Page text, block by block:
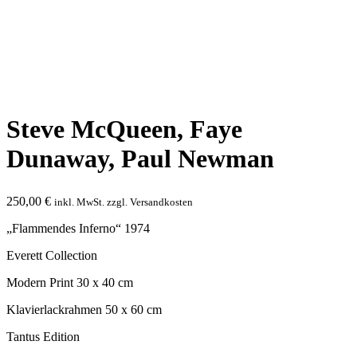
Steve McQueen, Faye
Dunaway, Paul Newman
250,00 € inkl. MwSt. zzgl. Versandkosten
„Flammendes Inferno“ 1974
Everett Collection
Modern Print 30 x 40 cm
Klavierlackrahmen 50 x 60 cm
Tantus Edition